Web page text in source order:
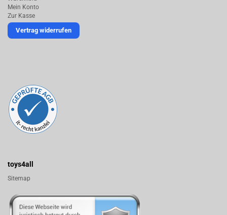
Mein Konto
Zur Kasse
Vertrag widerrufen
toys4all
Sitemap